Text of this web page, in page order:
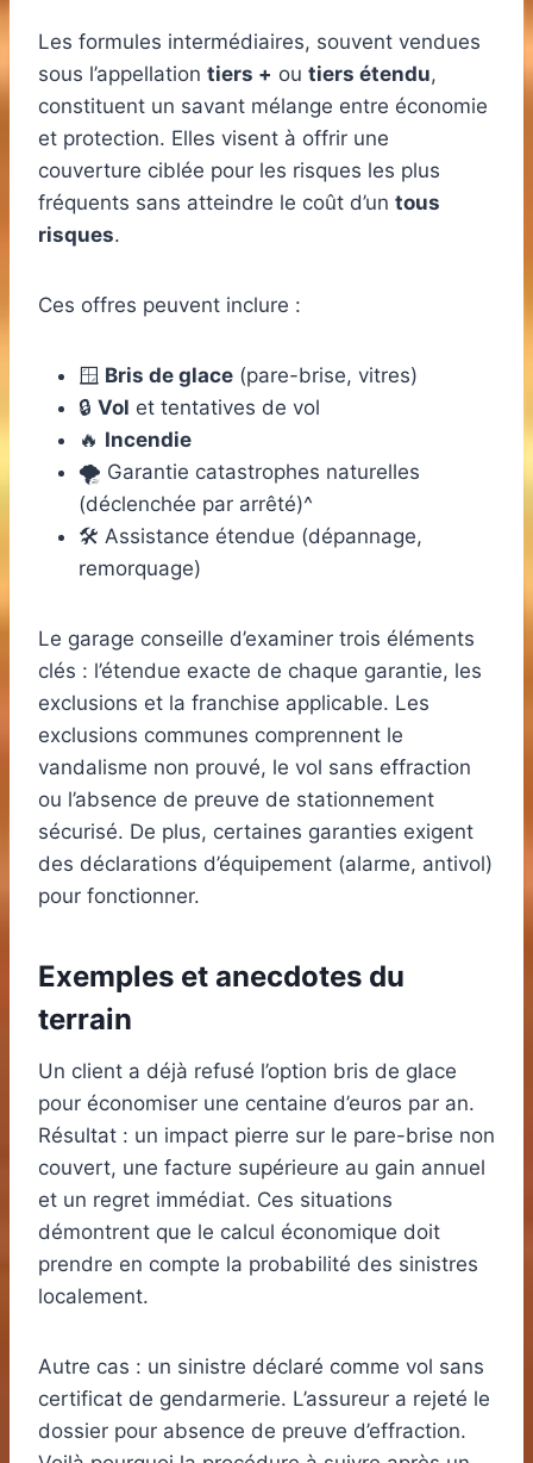
Les formules intermédiaires, souvent vendues
sous l’appellation tiers + ou tiers étendu,
constituent un savant mélange entre économie
et protection. Elles visent à offrir une
couverture ciblée pour les risques les plus
fréquents sans atteindre le coût d’un tous
risques.
Ces offres peuvent inclure :
🪟 Bris de glace (pare-brise, vitres)
🔒 Vol et tentatives de vol
🔥 Incendie
🌪️ Garantie catastrophes naturelles
(déclenchée par arrêté)^
🛠️ Assistance étendue (dépannage,
remorquage)
Le garage conseille d’examiner trois éléments
clés : l’étendue exacte de chaque garantie, les
exclusions et la franchise applicable. Les
exclusions communes comprennent le
vandalisme non prouvé, le vol sans effraction
ou l’absence de preuve de stationnement
sécurisé. De plus, certaines garanties exigent
des déclarations d’équipement (alarme, antivol)
pour fonctionner.
Exemples et anecdotes du
terrain
Un client a déjà refusé l’option bris de glace
pour économiser une centaine d’euros par an.
Résultat : un impact pierre sur le pare-brise non
couvert, une facture supérieure au gain annuel
et un regret immédiat. Ces situations
démontrent que le calcul économique doit
prendre en compte la probabilité des sinistres
localement.
Autre cas : un sinistre déclaré comme vol sans
certificat de gendarmerie. L’assureur a rejeté le
dossier pour absence de preuve d’effraction.